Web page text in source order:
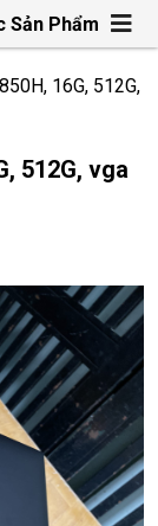
Sản Phẩm
16G, 512G,
512G, vga